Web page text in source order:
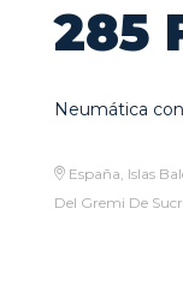
285
Neumática
España, Islas
Del Gremi De